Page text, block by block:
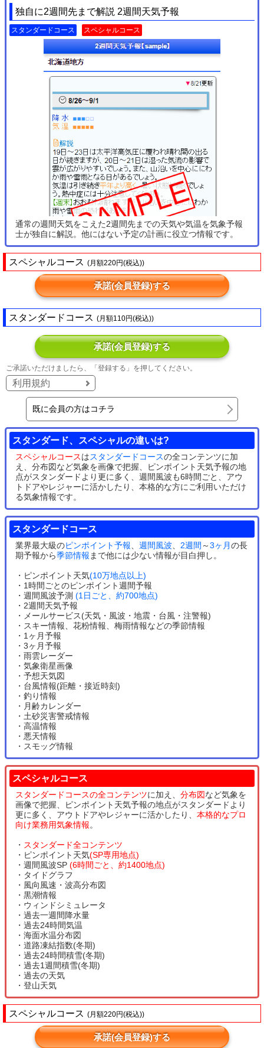
独自に2週間先まで解説 2週間天気予報
スタンダードコース スペシャルコース
通常の週間天気をこえた2週間先までの天気や気温を気象予報
士が独自に解説。他にはない予定の計画に役立つ情報です。
スペシャルコース (月額220円(税込))
承諾(会員登録)する
スタンダードコース (月額110円(税込))
承諾(会員登録)する
ご承諾いただけましたら、「登録する」を押してください。
利用規約
既に会員の方はコチラ
スタンダード、スペシャルの違いは?
スペシャルコースはスタンダードコースの全コンテンツに加
え、分布図など気象を画像で把握、ピンポイント天気予報の地
点がスタンダードより更に多く、週間風波も6時間ごと、アウ
トドアやレジャーに活かしたり、本格的な方にご利用いただけ
る気象情報です。
スタンダードコース
業界最大級のピンポイント予報 週間風波 2週間 ～3ヶ月の長
期予報から季節情報 まで他には少ない情報が目白押し。
・ピンポイント天気(10万地点以上)
・1時間ごとのピンポイント週間予報
・週間風波予測 (1日ごと、約700地点)
・2週間天気予報
・メールサービス(天気・風波・地震・台風・注警報)
・スキー情報、花粉情報、梅雨情報などの季節情報
・1ヶ月予報
・3ヶ月予報
・雨雲レーダー
・気象衛星画像
・予想天気図
・台風情報(距離・接近時刻)
・釣り情報
・月齢カレンダー
・土砂災害警戒情報
・高温情報
・悪天情報
・スモッグ情報
スペシャルコース
スタンダードコースの全コンテンツに加え、 分布図など気象を
画像で把握、ピンポイント天気予報の地点がスタンダードより
更に多く、アウトドアやレジャーに活かしたり、 本格的なプロ
向け業務用気象情報。
・ スタンダード全コンテンツ
・ピンポイント天気(SP専用地点)
・週間風波SP (6時間ごと、約1400地点)
・タイドグラフ
・風向風速・波高分布図
・黒潮情報
・ウィンドシミュレータ
・過去一週間降水量
・過去24時間気温
・海面水温分布図
・道路凍結指数(冬期)
・過去24時間積雪(冬期)
・過去1週間積雪(冬期)
・過去の天気
・登山天気
スペシャルコース (月額220円(税込))
承諾(会員登録)する